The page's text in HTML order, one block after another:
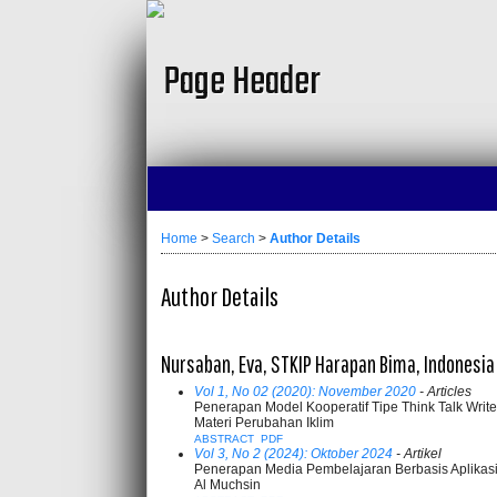
Home > Search > Author Details
Author Details
Nursaban, Eva, STKIP Harapan Bima, Indonesia
Vol 1, No 02 (2020): November 2020 - Articles
Penerapan Model Kooperatif Tipe Think Talk
Materi Perubahan Iklim
ABSTRACT PDF
Vol 3, No 2 (2024): Oktober 2024 - Artikel
Penerapan Media Pembelajaran Berbasis
Al Muchsin